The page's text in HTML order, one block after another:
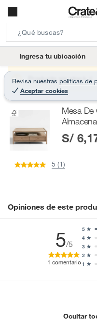
t
Ingresa tu ubicación
Revisa nuestras políticas de
Aceptar cookies
Producto sin stock :(
Mesa De
S/
5 (1)
Opiniones de este
5/5
1 comentario1
2
3
4
5
Ocultar